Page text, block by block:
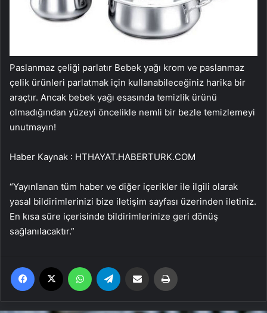
Paslanmaz çeliği parlatır Bebek yağı krom ve paslanmaz
çelik ürünleri parlatmak için kullanabileceğiniz harika bir
araçtır. Ancak bebek yağı esasında temizlik ürünü
olmadığından yüzeyi öncelikle nemli bir bezle temizlemeyi
unutmayın!
Haber Kaynak : HTHAYAT.HABERTURK.COM
“Yayınlanan tüm haber ve diğer içerikler ile ilgili olarak
yasal bildirimlerinizi bize iletişim sayfası üzerinden iletiniz.
En kısa süre içerisinde bildirimlerinize geri dönüş
sağlanılacaktır.”
Facebook WhatsApp Email'den paylaş